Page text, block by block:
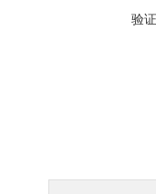
验